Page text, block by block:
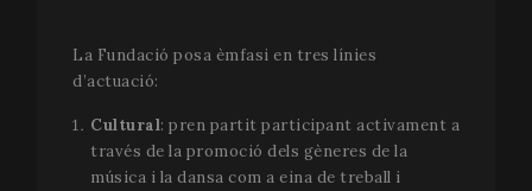
La Fundació posa èmfasi en tres línies
d’actuació:
Cultural: pren partit participant activament a
través de la promoció dels gèneres de la
música i la dansa com a eina de treball i